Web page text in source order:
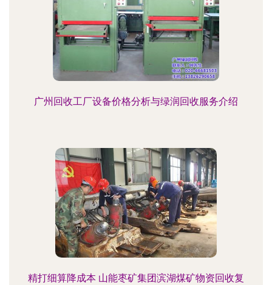
广州回收工厂设备价格分析与绿润回收服务介绍
精打细算降成本 山能枣矿集团滨湖煤矿物资回收复